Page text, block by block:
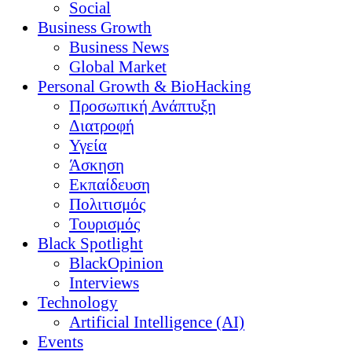
Social
Business Growth
Business News
Global Market
Personal Growth & BioHacking
Προσωπική Ανάπτυξη
Διατροφή
Υγεία
Άσκηση
Εκπαίδευση
Πολιτισμός
Τουρισμός
Black Spotlight
BlackOpinion
Interviews
Technology
Artificial Intelligence (AI)
Events